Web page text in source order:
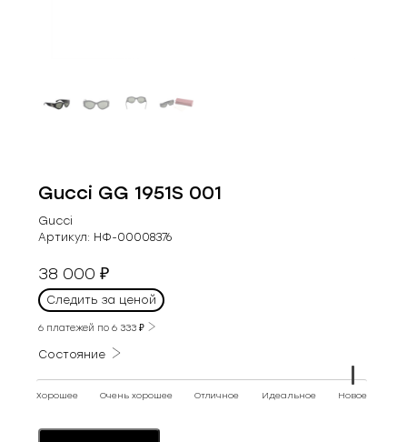
Gucci GG 1951S 001
Gucci
Артикул: НФ-00008376
38 000₽
Следить за ценой
6 платежей по6 333₽
Состояние
Хорошее Очень хорошее Отличное Идеальное Новое